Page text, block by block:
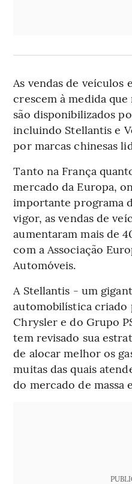
As vendas de veículos
crescem à medida que
são disponibilizados
incluindo Stellantis e
por marcas chinesas
Tanto na França
mercado da Europa,
importante programa
vigor, as vendas de
aumentaram mais de
com a Associação
Automóveis.
A Stellantis - um
automobilística criado
Chrysler e do Grupo
tem revisado sua
de alocar melhor os
muitas das quais
do mercado de massa